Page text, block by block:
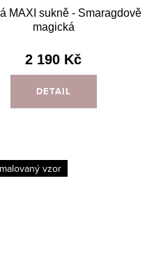
MAXI sukně - Smaragdově
magická
2 190 Kč
DETAIL
vzor